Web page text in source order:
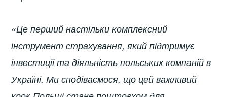
«Це перший настільки комплексний
інструмент страхування, який підтримує
інвестиції та діяльність польських компаній в
Україні. Ми сподіваємося, що цей важливий